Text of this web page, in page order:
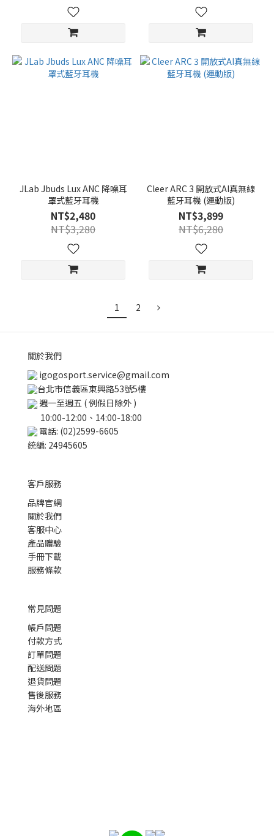
JLab Jbuds Lux ANC 降噪耳
罩式藍牙耳機
NT$2,480
NT$3,280
Cleer ARC 3 開放式AI真無線
藍牙耳機 (運動版)
NT$3,899
NT$6,280
1 2
關於我們
igogosport.service@gmail.com
台北市信義區東興路53號5樓
週一至週五 ( 例假日除外 )
10:00-12:00、14:00-18:00
電話: (02)2599-6605
統編: 24945605
客戶服務
品牌官網
關於我們
客服中心
產品體驗
手冊下載
服務條款
常見問題
帳戶問題
付款方式
訂單問題
配送問題
退貨問題
售後服務
海外地區